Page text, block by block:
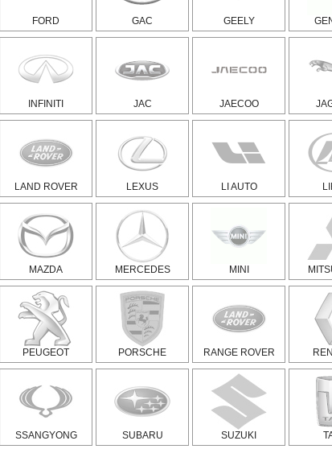
FORD GAC GEELY
INFINITI JAC JAECOO
LAND ROVER LEXUS LI AUTO
MAZDA MERCEDES MINI
PEUGEOT PORSCHE RANGE ROVER
SSANGYONG SUBARU SUZUKI